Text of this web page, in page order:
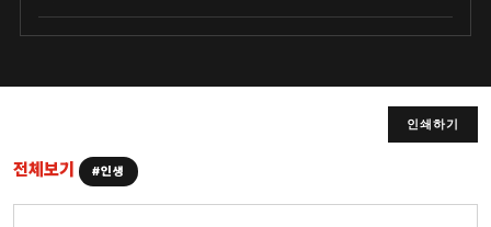
인쇄하기
전체보기 #인생